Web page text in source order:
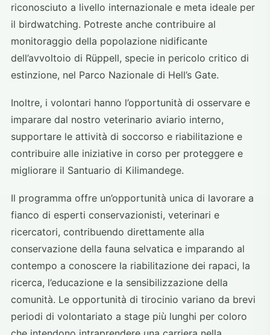
riconosciuto a livello internazionale e meta ideale per
il birdwatching. Potreste anche contribuire al
monitoraggio della popolazione nidificante
dell’avvoltoio di Rüppell, specie in pericolo critico di
estinzione, nel Parco Nazionale di Hell’s Gate.
Inoltre, i volontari hanno l’opportunità di osservare e
imparare dal nostro veterinario aviario interno,
supportare le attività di soccorso e riabilitazione e
contribuire alle iniziative in corso per proteggere e
migliorare il Santuario di Kilimandege.
Il programma offre un’opportunità unica di lavorare a
fianco di esperti conservazionisti, veterinari e
ricercatori, contribuendo direttamente alla
conservazione della fauna selvatica e imparando al
contempo a conoscere la riabilitazione dei rapaci, la
ricerca, l’educazione e la sensibilizzazione della
comunità. Le opportunità di tirocinio variano da brevi
periodi di volontariato a stage più lunghi per coloro